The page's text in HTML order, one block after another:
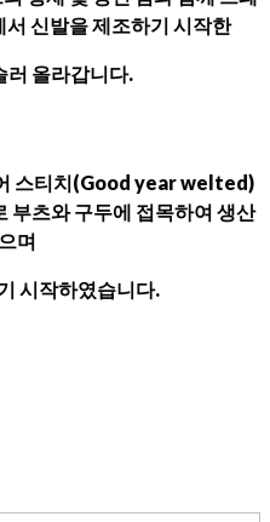
신발을 제조하기 시작한
러 올라갑니다.
스티치(Good year welted)
부츠와 구두에 접목하여 생산
며
시작하였습니다.